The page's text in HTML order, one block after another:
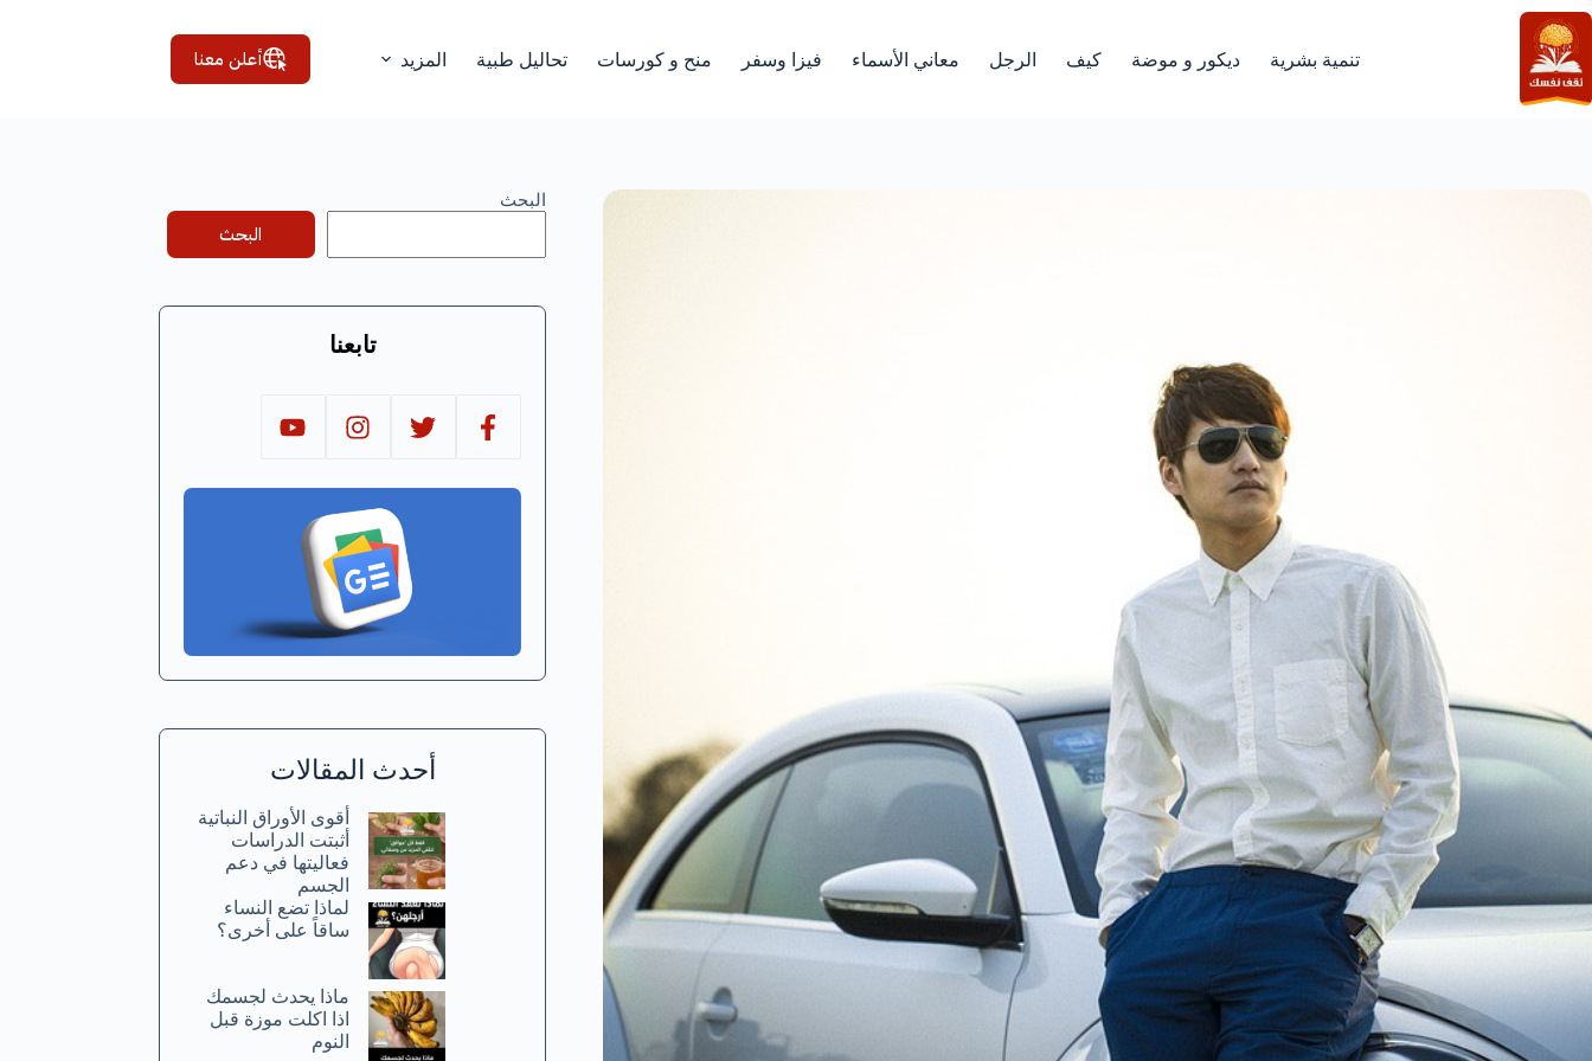
التجاوز
إلى
المحتوى
تنمية بشرية ديكور و موضة كيف الرجل معاني الأسماء فيزا وسفر منح و كورسات تحاليل طبية المزيد أعلن معنا
البحث
البحث
تابعنا
أحدث المقالات
أقوى الأوراق النباتية
أثبتت الدراسات
فعاليتها في دعم
الجسم
لماذا تضع النساء
ساقاً على أخرى؟
ماذا يحدث لجسمك
اذا اكلت موزة قبل
النوم